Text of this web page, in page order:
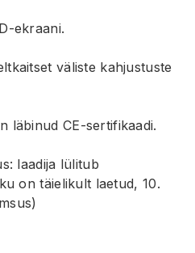
ekraani.
väliste kahjustuste
läbinud CE-sertifikaadi.
laadija lülitub
on täielikult laetud, 10.